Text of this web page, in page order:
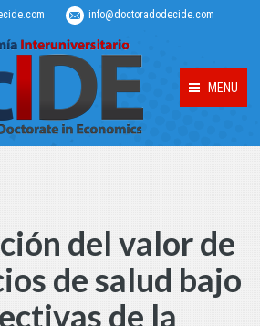
info@doctoradodecide.com
MENU
del valor de
de salud bajo
de la